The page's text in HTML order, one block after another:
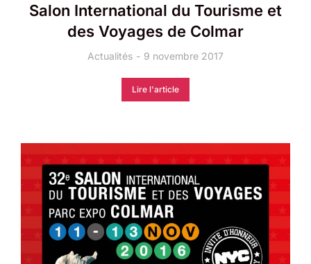
Salon International du Tourisme et
des Voyages de Colmar
Actualités 9 novembre 2017
Lire l'article